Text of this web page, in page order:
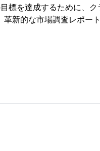
標を達成するために、
新的な市場調査レポー